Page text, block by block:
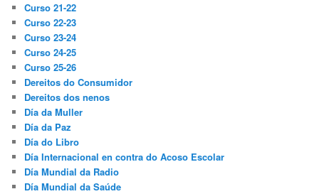
Curso 21-22
Curso 22-23
Curso 23-24
Curso 24-25
Curso 25-26
Dereitos do Consumidor
Dereitos dos nenos
Día da Muller
Día da Paz
Día do Libro
Día Internacional en contra do Acoso Escolar
Día Mundial da Radio
Día Mundial da Saúde